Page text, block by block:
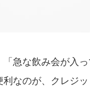
「急な飲み会が入
なのが、クレジ